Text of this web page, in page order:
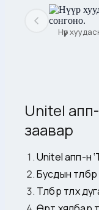
Нүүр
Unitel апп-
заавар
Unitel апп-н
Бусдын
Төлбөр төлөх